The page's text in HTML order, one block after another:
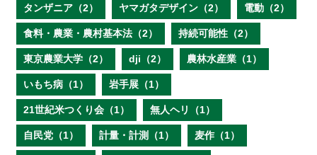
タンザニア（2） ヤマガタデザイン（2） 電動（2）
食料・農業・農村基本法（2） 持続可能性（2）
東京農業大学（2） dji（2） 農林水産業（1）
いもち病（1） 岩手展（1）
21世紀米つくり会（1） 無人ヘリ（1）
自民党（1） 計量・計測（1） 麦作（1）